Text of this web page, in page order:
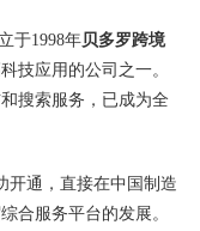
于1998年贝多罗跨境
技应用的公司之一。
搜索服务，已成为全
开通，直接在中国制造
合服务平台的发展。